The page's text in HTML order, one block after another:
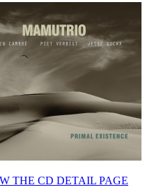
THE CD DETAIL PAGE